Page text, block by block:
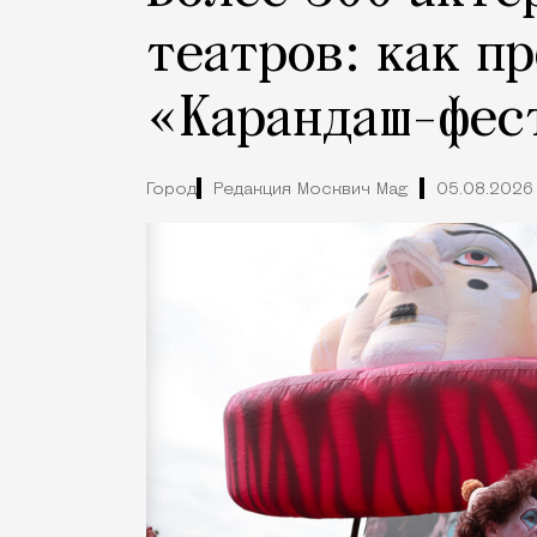
театров: как
«Карандаш-
Город Редакция Москвич Mag 05.08.2026